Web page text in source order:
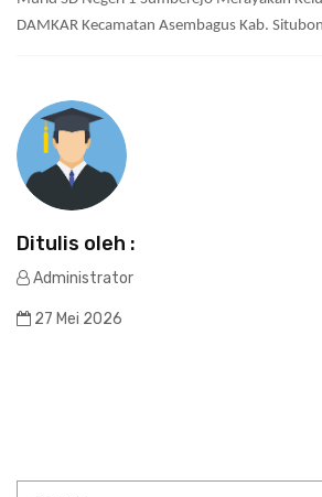
DAMKAR Kecamatan Asembagus Kab.
Ditulis oleh :
Administrator
27 Mei 2026